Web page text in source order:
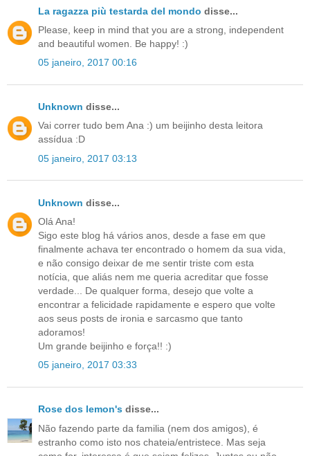
La ragazza più testarda del mondo disse...
Please, keep in mind that you are a strong, independent
and beautiful women. Be happy! :)
05 janeiro, 2017 00:16
Unknown disse...
Vai correr tudo bem Ana :) um beijinho desta leitora
assídua :D
05 janeiro, 2017 03:13
Unknown disse...
Olá Ana!
Sigo este blog há vários anos, desde a fase em que
finalmente achava ter encontrado o homem da sua vida,
e não consigo deixar de me sentir triste com esta
notícia, que aliás nem me queria acreditar que fosse
verdade... De qualquer forma, desejo que volte a
encontrar a felicidade rapidamente e espero que volte
aos seus posts de ironia e sarcasmo que tanto
adoramos!
Um grande beijinho e força!! :)
05 janeiro, 2017 03:33
Rose dos lemon's disse...
Não fazendo parte da familia (nem dos amigos), é
estranho como isto nos chateia/entristece. Mas seja